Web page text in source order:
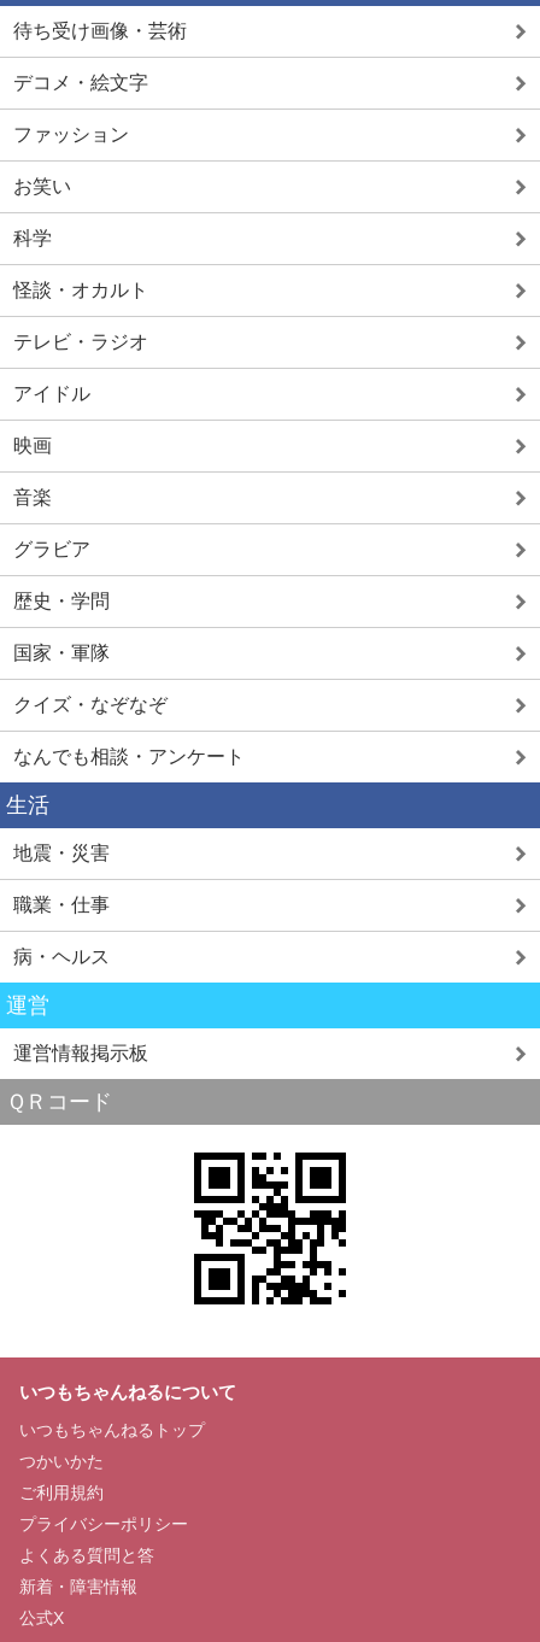
待ち受け画像・芸術
デコメ・絵文字
ファッション
お笑い
科学
怪談・オカルト
テレビ・ラジオ
アイドル
映画
音楽
グラビア
歴史・学問
国家・軍隊
クイズ・なぞなぞ
なんでも相談・アンケート
生活
地震・災害
職業・仕事
病・ヘルス
運営
運営情報掲示板
ＱＲコード
いつもちゃんねるについて
いつもちゃんねるトップ
つかいかた
ご利用規約
プライバシーポリシー
よくある質問と答
新着・障害情報
公式X